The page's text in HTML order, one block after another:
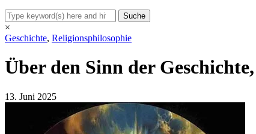
×
Geschichte, Religionsphilosophie
Über den Sinn der
13. Juni 2025